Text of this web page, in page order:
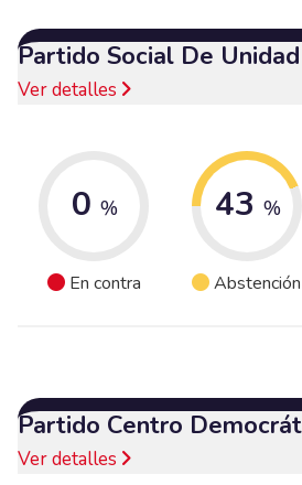
Partido Social De
Ver detalles
0 %
En contra
43 %
Abstención
Partido Centro
Ver detalles